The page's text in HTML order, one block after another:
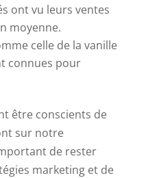
ont vu leurs ventes
moyenne.
celle de la vanille
connues pour
être conscients de
sur notre
de rester
marketing et de